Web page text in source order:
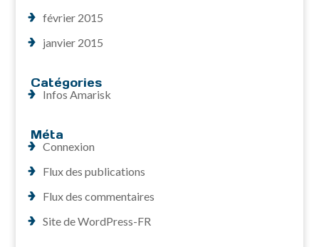
février 2015
janvier 2015
Catégories
Infos Amarisk
Méta
Connexion
Flux des publications
Flux des commentaires
Site de WordPress-FR